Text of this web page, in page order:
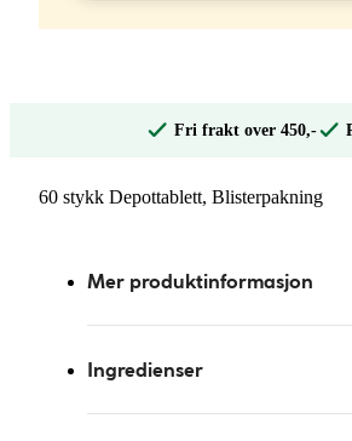
Fri frakt over 450,-
60 stykk Depottablett, Blisterpakning
Mer produktinformasjon
Ingredienser